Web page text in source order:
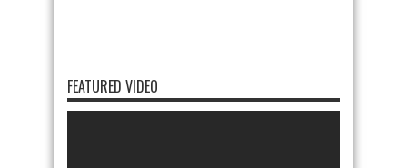
FEATURED VIDEO